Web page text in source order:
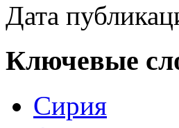
Дата
Ключевые
Сирия